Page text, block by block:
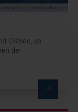
Ostsee, so
der
Schleswig-Holstein